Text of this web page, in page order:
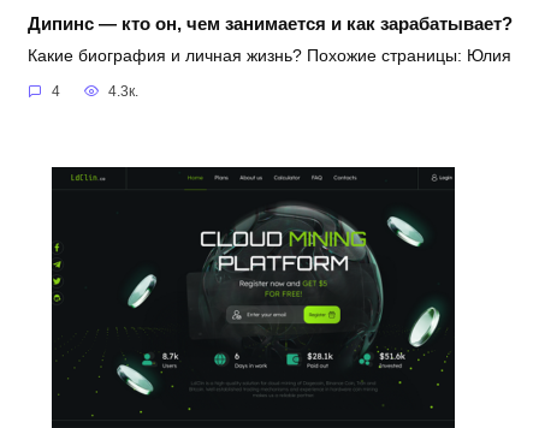
Дипинс — кто он, чем занимается и как зарабатывает?
Какие биография и личная жизнь? Похожие страницы: Юлия
4 4.3к.